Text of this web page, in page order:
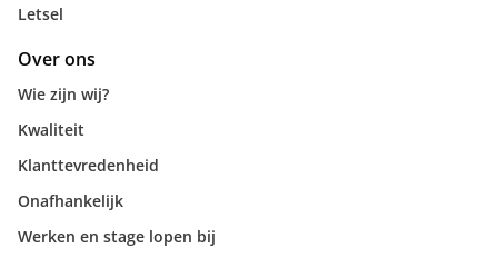
Letsel
Over ons
Wie zijn wij?
Kwaliteit
Klanttevredenheid
Onafhankelijk
Werken en stage lopen bij